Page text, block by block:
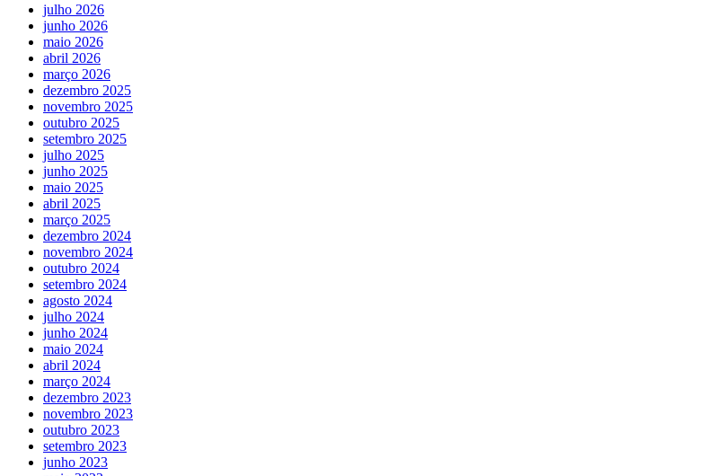
julho 2026
junho 2026
maio 2026
abril 2026
março 2026
dezembro 2025
novembro 2025
outubro 2025
setembro 2025
julho 2025
junho 2025
maio 2025
abril 2025
março 2025
dezembro 2024
novembro 2024
outubro 2024
setembro 2024
agosto 2024
julho 2024
junho 2024
maio 2024
abril 2024
março 2024
dezembro 2023
novembro 2023
outubro 2023
setembro 2023
junho 2023